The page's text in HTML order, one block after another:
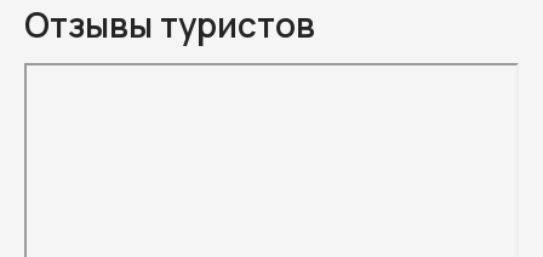
Отзывы туристов